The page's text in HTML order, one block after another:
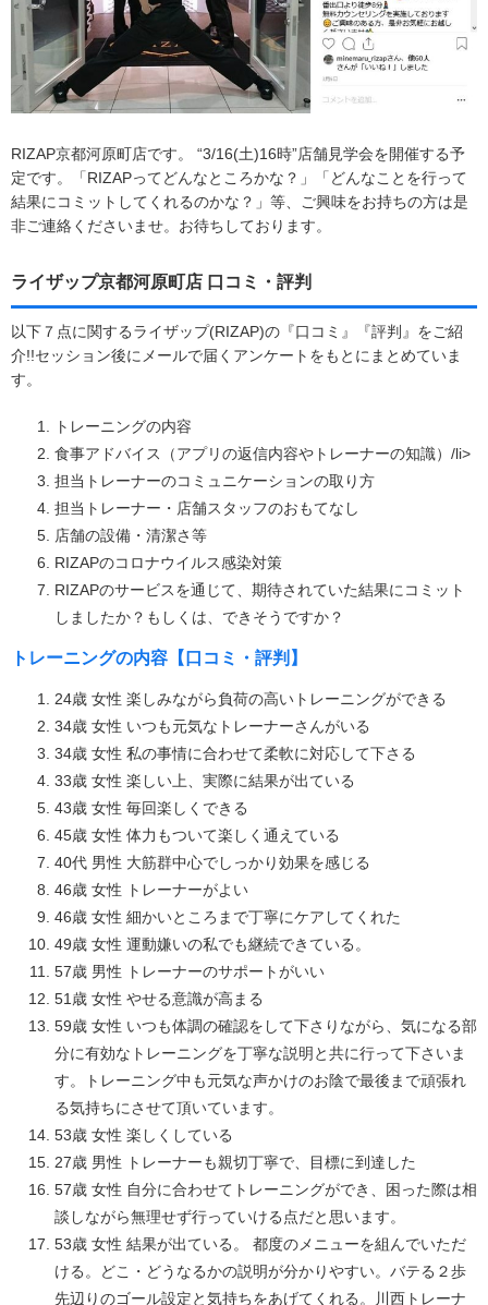
RIZAP京都河原町店です。 “3/16(土)16時”店舗見学会を開催する予
定です。「RIZAPってどんなところかな？」「どんなことを行って
結果にコミットしてくれるのかな？」等、ご興味をお持ちの方は是
非ご連絡くださいませ。お待ちしております。
ライザップ京都河原町店 口コミ・評判
以下７点に関するライザップ(RIZAP)の『口コミ』『評判』をご紹
介!!セッション後にメールで届くアンケートをもとにまとめていま
す。
トレーニングの内容
食事アドバイス（アプリの返信内容やトレーナーの知識）/li>
担当トレーナーのコミュニケーションの取り方
担当トレーナー・店舗スタッフのおもてなし
店舗の設備・清潔さ等
RIZAPのコロナウイルス感染対策
RIZAPのサービスを通じて、期待されていた結果にコミット
しましたか？もしくは、できそうですか？
トレーニングの内容【口コミ・評判】
24歳 女性 楽しみながら負荷の高いトレーニングができる
34歳 女性 いつも元気なトレーナーさんがいる
34歳 女性 私の事情に合わせて柔軟に対応して下さる
33歳 女性 楽しい上、実際に結果が出ている
43歳 女性 毎回楽しくできる
45歳 女性 体力もついて楽しく通えている
40代 男性 大筋群中心でしっかり効果を感じる
46歳 女性 トレーナーがよい
46歳 女性 細かいところまで丁寧にケアしてくれた
49歳 女性 運動嫌いの私でも継続できている。
57歳 男性 トレーナーのサポートがいい
51歳 女性 やせる意識が高まる
59歳 女性 いつも体調の確認をして下さりながら、気になる部
分に有効なトレーニングを丁寧な説明と共に行って下さいま
す。トレーニング中も元気な声かけのお陰で最後まで頑張れ
る気持ちにさせて頂いています。
53歳 女性 楽しくしている
27歳 男性 トレーナーも親切丁寧で、目標に到達した
57歳 女性 自分に合わせてトレーニングができ、困った際は相
談しながら無理せず行っていける点だと思います。
53歳 女性 結果が出ている。 都度のメニューを組んでいただ
ける。どこ・どうなるかの説明が分かりやすい。バテる２歩
先辺りのゴール設定と気持ちをあげてくれる。川西トレーナ